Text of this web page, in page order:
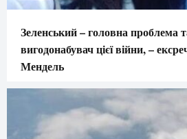
Зеленський – головна проблема
вигодонабувач цієї війни, –
Мендель